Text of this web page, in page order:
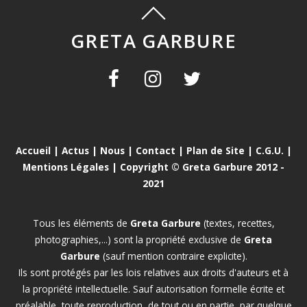
GRETA GARBURE
Accueil | Actus| Nous| Contact | Plan de Site | C.G.U. |
Mentions Légales | Copyright © Greta Garbure 2012 -
2021
Tous les éléments de Greta Garbure (textes, recettes,
photographies,...) sont la propriété exclusive de Greta
Garbure (sauf mention contraire explicite).
Ils sont protégés par les lois relatives aux droits d'auteurs et à
la propriété intellectuelle. Sauf autorisation formelle écrite et